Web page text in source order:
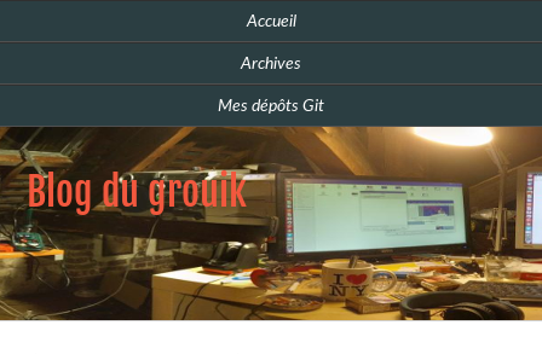
Accueil
Archives
Mes dépôts Git
Blog du grouik